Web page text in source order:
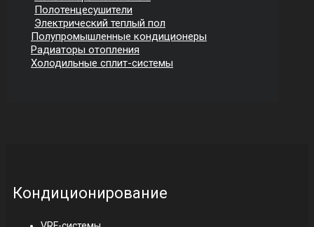
Полотенцесушители
Электрический теплый пол
Полупромышленные кондиционеры
Радиаторы отопления
Холодильные сплит-системы
Кондиционирование